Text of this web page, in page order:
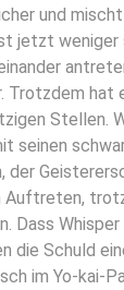
und
jetzt weniger
Trotzdem hat
Stellen.
seinen
der
Auftreten,
Dass
die Schuld
im Yo-kai-